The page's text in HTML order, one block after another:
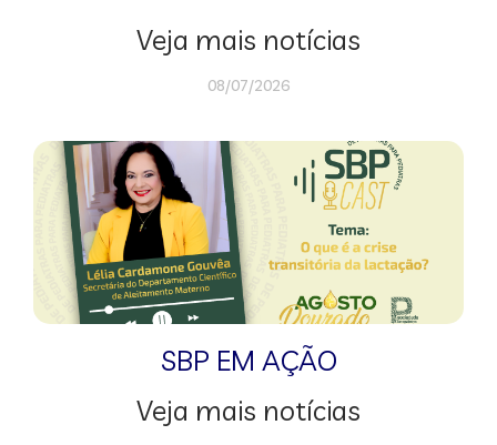
Veja mais notícias
08/07/2026
SBP EM AÇÃO
Veja mais notícias